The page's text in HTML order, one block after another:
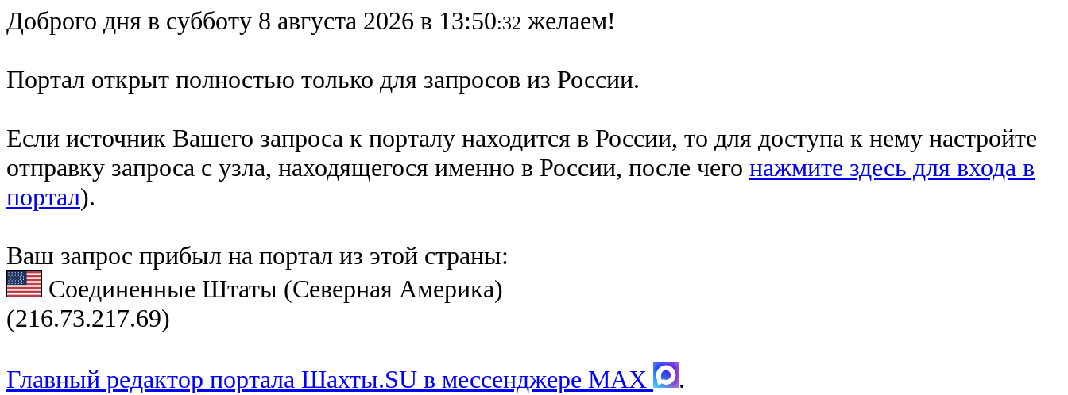
Доброго дня в субботу 8 августа 2026 в 13:50:32 желаем!
Портал открыт полностью только для запросов из России.
Если источник Вашего запроса к порталу находится в России, то для доступа к нему настройте
отправку запроса с узла, находящегося именно в России, после чего нажмите здесь для входа в
портал).
Ваш запрос прибыл на портал из этой страны:
Соединенные Штаты (Северная Америка)
(216.73.217.69)
Главный редактор портала Шахты.SU в мессенджере MAX .